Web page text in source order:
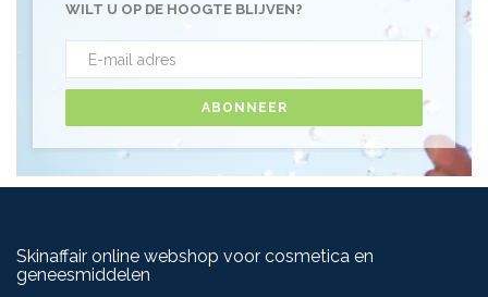
WILT U OP DE HOOGTE BLIJVEN?
ABONNEER
Skinaffair online webshop voor cosmetica en
geneesmiddelen